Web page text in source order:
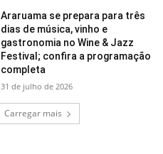
Araruama se prepara para três
dias de música, vinho e
gastronomia no Wine & Jazz
Festival; confira a programação
completa
31 de julho de 2026
Carregar mais